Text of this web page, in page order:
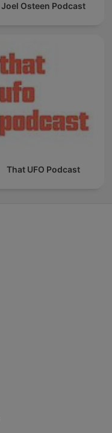
Joel Osteen Podcast
That UFO Podcast